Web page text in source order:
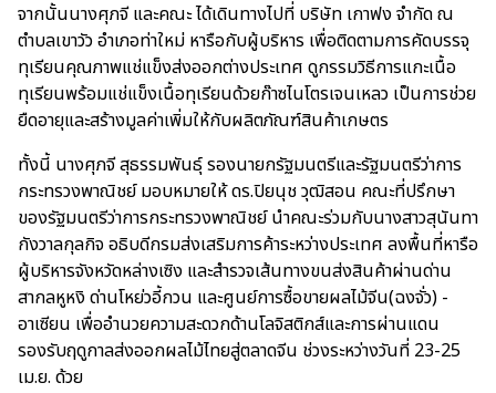
จากนั้นนางศุภจี และคณะ ได้เดินทางไปที่ บริษัท เกาฟง จำกัด ณ
ตำบลเขาวัว อำเภอท่าใหม่ หารือกับผู้บริหาร เพื่อติดตามการคัดบรรจุ
ทุเรียนคุณภาพแช่แข็งส่งออกต่างประเทศ ดูกรรมวิธีการแกะเนื้อ
ทุเรียนพร้อมแช่แข็งเนื้อทุเรียนด้วยก๊าซไนโตรเจนเหลว เป็นการช่วย
ยืดอายุและสร้างมูลค่าเพิ่มให้กับผลิตภัณฑ์สินค้าเกษตร
ทั้งนี้ นางศุภจี สุธรรมพันธุ์ รองนายกรัฐมนตรีและรัฐมนตรีว่าการ
กระทรวงพาณิชย์ มอบหมายให้ ดร.ปิยนุช วุฒิสอน คณะที่ปรึกษา
ของรัฐมนตรีว่าการกระทรวงพาณิชย์ นำคณะร่วมกับนางสาวสุนันทา
กังวาลกุลกิจ อธิบดีกรมส่งเสริมการค้าระหว่างประเทศ ลงพื้นที่หารือ
ผู้บริหารจังหวัดหล่างเซิง และสำรวจเส้นทางขนส่งสินค้าผ่านด่าน
สากลหูหงิ ด่านโหย่วอี้กวน และศูนย์การซื้อขายผลไม้จีน(ฉงจั่ว) -
อาเซียน เพื่ออำนวยความสะดวกด้านโลจิสติกส์และการผ่านแดน
รองรับฤดูกาลส่งออกผลไม้ไทยสู่ตลาดจีน ช่วงระหว่างวันที่ 23-25
เม.ย. ด้วย